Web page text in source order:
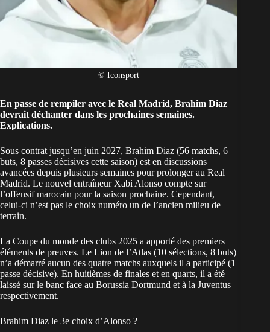
© Iconsport
En passe de rempiler avec le Real Madrid, Brahim Diaz
devrait déchanter dans les prochaines semaines.
Explications.
Sous contrat jusqu’en juin 2027, Brahim Diaz (56 matchs, 6
buts, 8 passes décisives cette saison) est en discussions
avancées depuis plusieurs semaines pourprolonger au Real
Madrid. Le nouvel entraîneur Xabi Alonso compte sur
l’offensifmarocain pour la saison prochaine. Cependant,
celui-ci n’est pas le choix numéro un de l’ancien milieu de
terrain.
La Coupe du monde des clubs 2025 a apporté des premiers
éléments de preuves. Le Lion de l’Atlas (10 sélections, 8 buts)
n’a démarré aucun des quatre matchs auxquels il a participé (1
passe décisive). En huitièmes de finales et en quarts, il a été
laissé sur le banc face au Borussia Dortmund et à la Juventus
respectivement.
Brahim Diaz le 3e choix d’Alonso ?